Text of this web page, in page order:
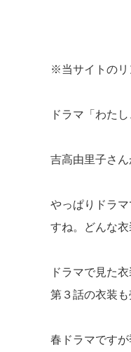
※当サイトのリ
ドラマ「わた
吉高由里子さ
やっぱりドラ
すね。どんな衣
ドラマで見た
第３話の衣装
春ドラマです